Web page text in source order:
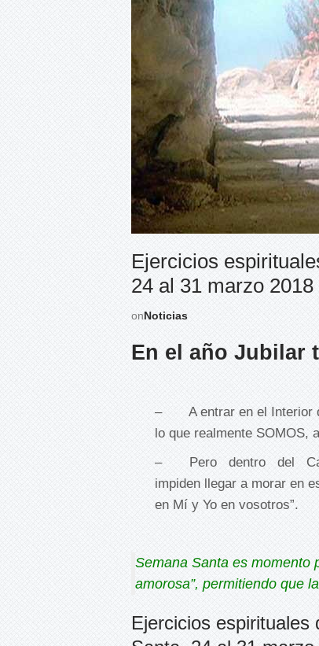
Ejercicios
24 al 31 marzo 2018
onNoticias
En el año Jubilar
– A entrar en el Interior
lo que realmente SOMOS,
– Pero dentro del
impiden llegar a morar en
en Mí y Yo en vosotros”.
Semana Santa es momento
amorosa”, permitiendo que
Ejercicios espirituales